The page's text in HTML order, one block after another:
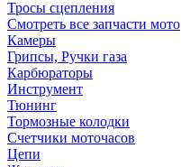
Тросы сцепления
Смотреть все запчасти мото
Камеры
Грипсы, Ручки газа
Карбюраторы
Инструмент
Тюнинг
Тормозные колодки
Счетчики моточасов
Цепи